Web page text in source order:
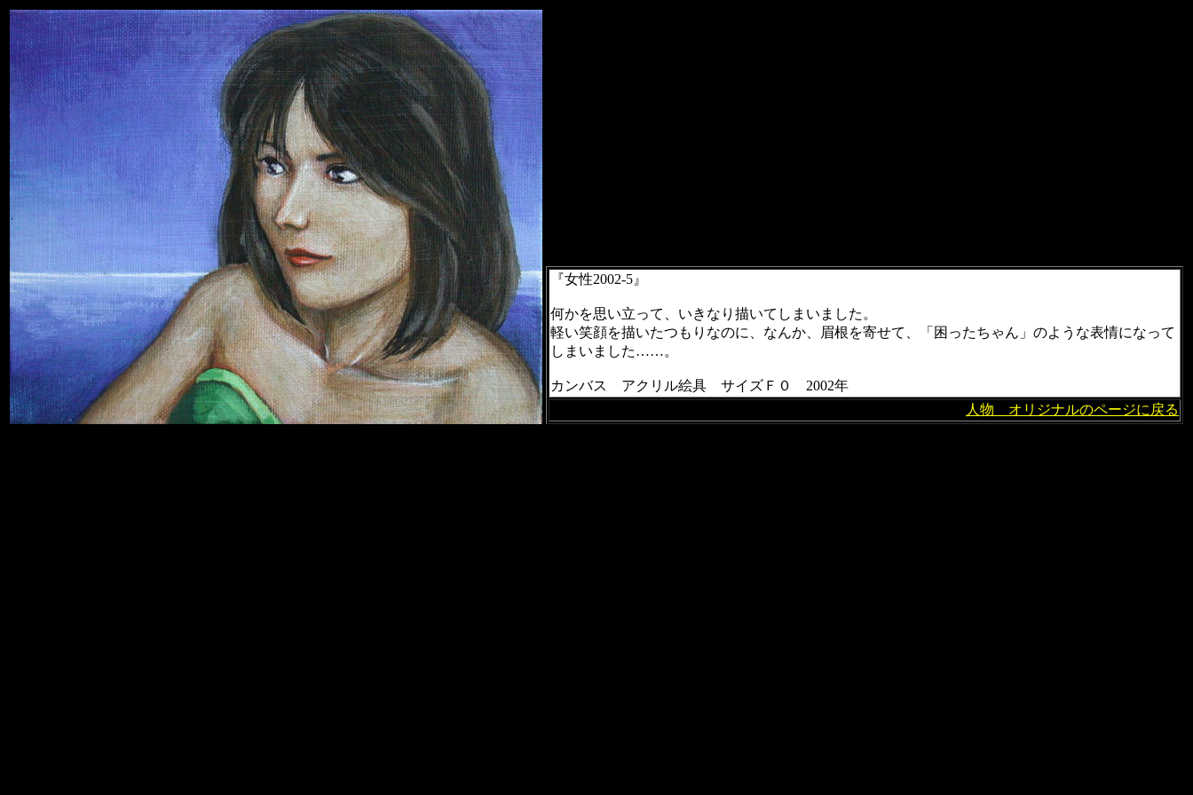
『女性2002-5』
何かを思い立って、いきなり描いてしまいました。
軽い笑顔を描いたつもりなのに、なんか、眉根を寄せて、「困ったちゃん」のような表情になって
しまいました……。
カンバス アクリル絵具 サイズＦ０ 2002年
人物 オリジナルのページに戻る